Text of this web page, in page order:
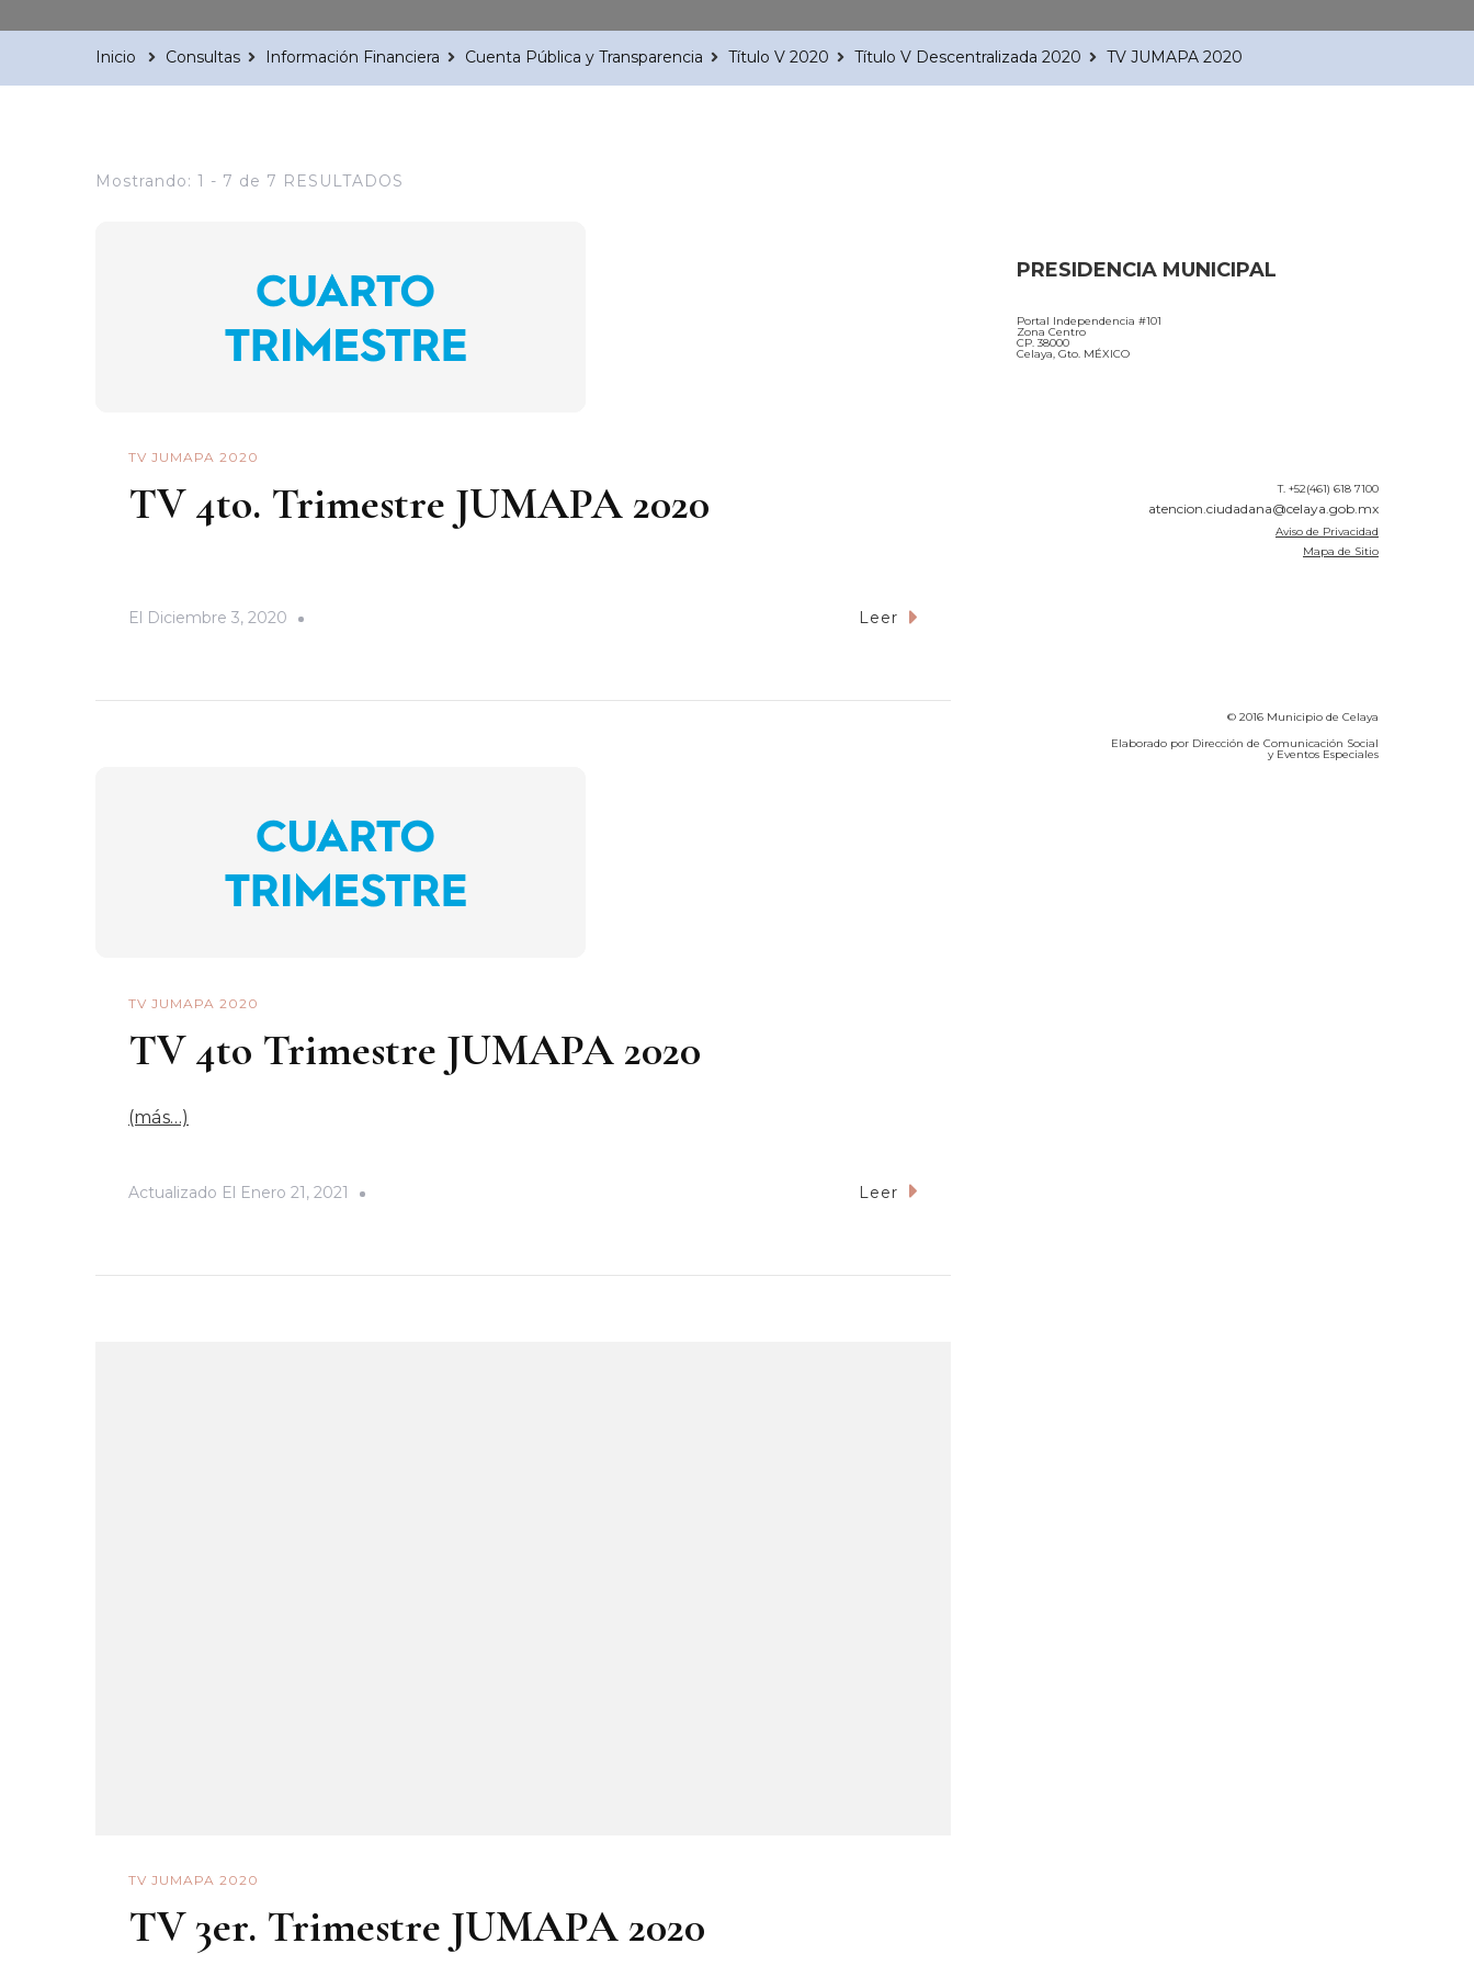
Inicio Consultas Información Financiera Cuenta Pública y Transparencia Título V 2020 Título V Descentralizada 2020 TV JUMAPA 2020
Mostrando: 1 - 7 de 7 RESULTADOS
TV JUMAPA 2020
TV 4to. Trimestre JUMAPA 2020
El Diciembre 3, 2020 Leer
TV JUMAPA 2020
TV 4to Trimestre JUMAPA 2020
(más…)
Actualizado El Enero 21, 2021 Leer
TV JUMAPA 2020
TV 3er. Trimestre JUMAPA 2020
PRESIDENCIA MUNICIPAL
Portal Independencia #101
Zona Centro
CP. 38000
Celaya, Gto. MÉXICO
T. +52(461) 618 7100
atencion.ciudadana@celaya.gob.mx
Aviso de Privacidad
Mapa de Sitio
© 2016 Municipio de Celaya
Elaborado por Dirección de Comunicación Social
y Eventos Especiales